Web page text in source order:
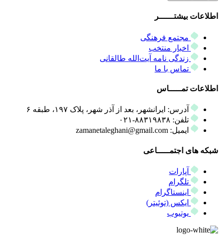
اطلاعات بیشتــــــر
مجتمع فرهنگی
اخبار منتخب
زندگی نامه آیت‌الله طالقانی
تماس با ما
اطلاعات تمـــــاس
آدرس: ایرانشهر، بعد از آذر شهر، پلاک ۱۹۷، طبقه ۶
تلفن: ۸۸۳۱۹۸۳۸-۰۲۱
ایمیل: zamanetaleghani@gmail.com
شبکه های اجتمـــــاعی
آپارات
تلگرام
اینستاگرام
ایکس (توئیتر)
یوتیوب